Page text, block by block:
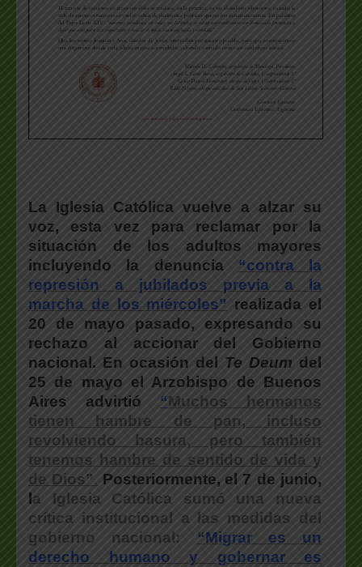
La Iglesia Católica vuelve a alzar su
voz, esta vez para reclamar por la
situación de los adultos mayores
incluyendo la denuncia
“contra la
represión a jubilados previa a la
marcha de los miércoles” realizada el
20 de mayo pasado, expresando su
rechazo al accionar del Gobierno
nacional. En ocasión del Te Deum del
25 de mayo el Arzobispo de Buenos
Aires advirtió “ Muchos hermanos
tienen hambre de pan, incluso
revolviendo basura, pero también
tenemos hambre de sentido de vida y
de Dios” . Posteriormente, el 7 de junio,
a Iglesia Católica sumó una nueva
crítica institucional a las medidas del
gobierno nacional: “Migrar es un
derecho humano y gobernar es